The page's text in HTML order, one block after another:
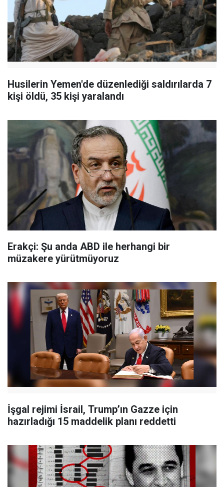
Husilerin Yemen'de düzenlediği saldırılarda 7
kişi öldü, 35 kişi yaralandı
Erakçi: Şu anda ABD ile herhangi bir
müzakere yürütmüyoruz
İşgal rejimi İsrail, Trump’ın Gazze için
hazırladığı 15 maddelik planı reddetti